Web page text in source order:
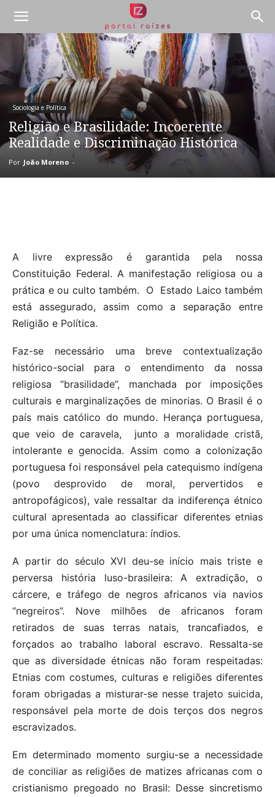
Sociologia e Política
Religião e Brasilidade: Incoerente
Realidade e Discriminação Histórica
Por João Moreno -
A livre expressão é garantida pela nossa
Constituição Federal. A manifestação religiosa ou a
prática e ou culto também. O Estado Laico também
está assegurado, assim como a separação entre
Religião e Política.
Faz-se necessário uma breve contextualização
histórico-social para o entendimento da nossa
religiosa “brasilidade”, manchada por imposições
culturais e marginalizações de minorias. O Brasil é o
país mais católico do mundo. Herança portuguesa,
que veio de caravela, junto a moralidade cristã,
intolerante e genocida. Assim como a colonização
portuguesa foi responsável pela catequismo indígena
(povo desprovido de moral, pervertidos e
antropofágicos), vale ressaltar da indiferença étnico
cultural apresentada ao classificar diferentes etnias
por uma única nomenclatura: índios.
A partir do século XVI deu-se início mais triste e
perversa história luso-brasileira: A extradição, o
cárcere, e tráfego de negros africanos via navios
“negreiros”. Nove milhões de africanos foram
retirados de suas terras natais, trancafiados, e
forçados ao trabalho laboral escravo. Ressalta-se
que as diversidade étnicas não foram respeitadas:
Etnias com costumes, culturas e religiões diferentes
foram obrigadas a misturar-se nesse trajeto suicida,
responsável pela morte de dois terços dos negros
escravizados.
Em determinado momento surgiu-se a necessidade
de conciliar as religiões de matizes africanas com o
cristianismo pregoado no Brasil: Desse sincretismo